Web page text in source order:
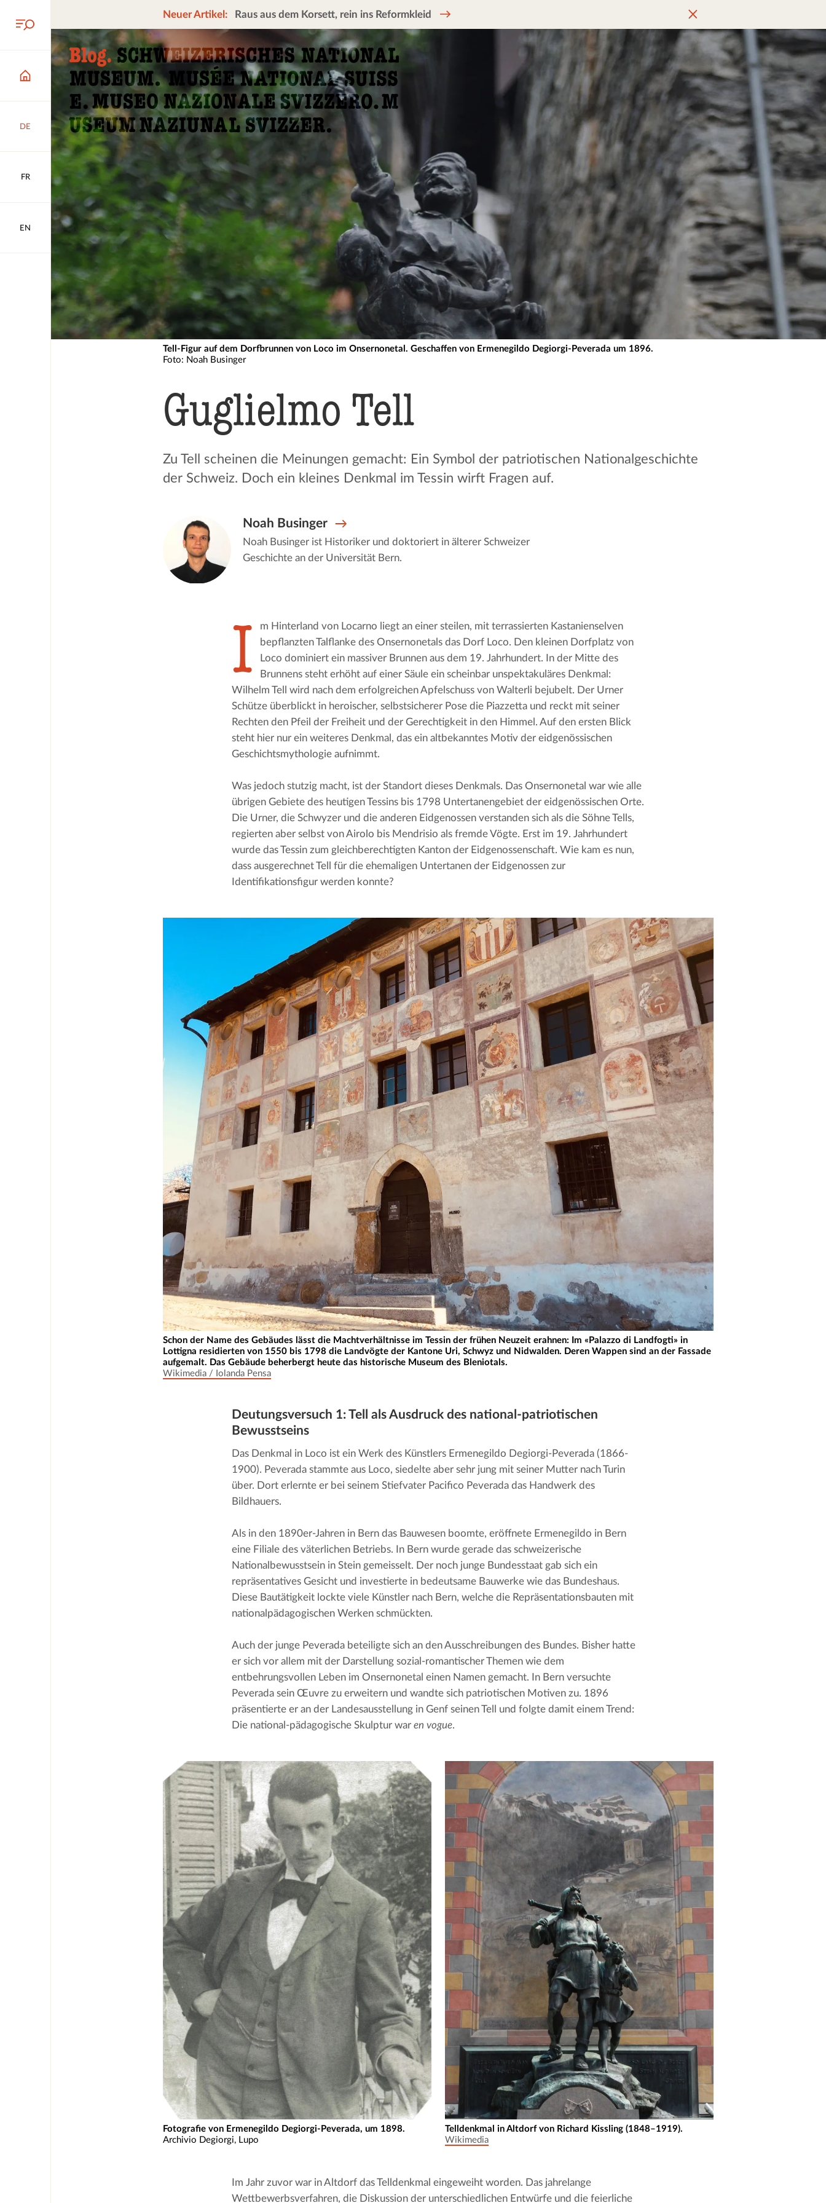
DE
FR
EN
Neuer Artikel: Raus aus dem Korsett, rein ins Reformkleid
Tell-Figur auf dem Dorfbrunnen von Loco im Onsernonetal. Geschaffen von Ermenegildo Degiorgi-Peverada um 1896.
Foto: Noah Businger
Guglielmo Tell
Zu Tell scheinen die Meinungen gemacht: Ein Symbol der patriotischen Nationalgeschichte
der Schweiz. Doch ein kleines Denkmal im Tessin wirft Fragen auf.
Noah Businger
Noah Businger ist Historiker und doktoriert in älterer Schweizer
Geschichte an der Universität Bern.
I
m Hinterland von Locarno liegt an einer steilen, mit terrassierten Kastanienselven
bepflanzten Talflanke des Onsernonetals das Dorf Loco. Den kleinen Dorfplatz von
Loco dominiert ein massiver Brunnen aus dem 19. Jahrhundert. In der Mitte des
Brunnens steht erhöht auf einer Säule ein scheinbar unspektakuläres Denkmal:
Wilhelm Tell wird nach dem erfolgreichen Apfelschuss von Walterli bejubelt. Der Urner
Schütze überblickt in heroischer, selbstsicherer Pose die Piazzetta und reckt mit seiner
Rechten den Pfeil der Freiheit und der Gerechtigkeit in den Himmel. Auf den ersten Blick
steht hier nur ein weiteres Denkmal, das ein altbekanntes Motiv der eidgenössischen
Geschichtsmythologie aufnimmt.
Was jedoch stutzig macht, ist der Standort dieses Denkmals. Das Onsernonetal war wie alle
übrigen Gebiete des heutigen Tessins bis 1798 Untertanengebiet der eidgenössischen Orte.
Die Urner, die Schwyzer und die anderen Eidgenossen verstanden sich als die Söhne Tells,
regierten aber selbst von Airolo bis Mendrisio als fremde Vögte. Erst im 19. Jahrhundert
wurde das Tessin zum gleichberechtigten Kanton der Eidgenossenschaft. Wie kam es nun,
dass ausgerechnet Tell für die ehemaligen Untertanen der Eidgenossen zur
Identifikationsfigur werden konnte?
Schon der Name des Gebäudes lässt die Machtverhältnisse im Tessin der frühen Neuzeit erahnen: Im «Palazzo di Landfogti» in
Lottigna residierten von 1550 bis 1798 die Landvögte der Kantone Uri, Schwyz und Nidwalden. Deren Wappen sind an der Fassade
aufgemalt. Das Gebäude beherbergt heute das historische Museum des Bleniotals.
Wikimedia / Iolanda Pensa
Deutungs­ver­such 1: Tell als Ausdruck des national-patrio­ti­schen
Bewusstseins
Das Denkmal in Loco ist ein Werk des Künstlers Ermenegildo Degiorgi-Peverada (1866-
1900). Peverada stammte aus Loco, siedelte aber sehr jung mit seiner Mutter nach Turin
über. Dort erlernte er bei seinem Stiefvater Pacifico Peverada das Handwerk des
Bildhauers.
Als in den 1890er-Jahren in Bern das Bauwesen boomte, eröffnete Ermenegildo in Bern
eine Filiale des väterlichen Betriebs. In Bern wurde gerade das schweizerische
Nationalbewusstsein in Stein gemeisselt. Der noch junge Bundesstaat gab sich ein
repräsentatives Gesicht und investierte in bedeutsame Bauwerke wie das Bundeshaus.
Diese Bautätigkeit lockte viele Künstler nach Bern, welche die Repräsentationsbauten mit
nationalpädagogischen Werken schmückten.
Auch der junge Peverada beteiligte sich an den Ausschreibungen des Bundes. Bisher hatte
er sich vor allem mit der Darstellung sozial-romantischer Themen wie dem
entbehrungsvollen Leben im Onsernonetal einen Namen gemacht. In Bern versuchte
Peverada sein Œuvre zu erweitern und wandte sich patriotischen Motiven zu. 1896
präsentierte er an der Landesausstellung in Genf seinen Tell und folgte damit einem Trend:
Die national-pädagogische Skulptur war en vogue.
Fotografie von Ermenegildo Degiorgi-Peverada, um 1898.
Archivio Degiorgi, Lupo
Telldenkmal in Altdorf von Richard Kissling (1848–1919).
Wikimedia
Im Jahr zuvor war in Altdorf das Telldenkmal eingeweiht worden. Das jahrelange
Wettbewerbsverfahren, die Diskussion der unterschiedlichen Entwürfe und die feierliche